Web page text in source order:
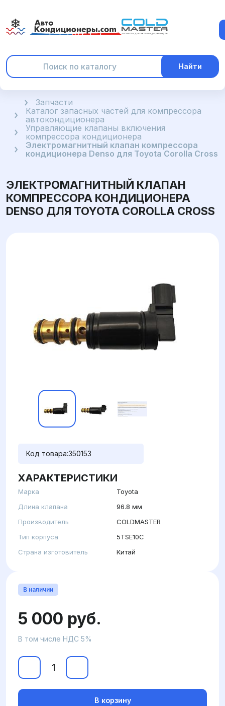
Найти
ГлавнаяЗапчасти
Каталог запасных частей для компрессора
автокондиционера
Управляющие клапаны включения
компрессора кондиционера
Электромагнитный клапан компрессора
кондиционера Denso для Toyota Corolla Cross
ЭЛЕКТРОМАГНИТНЫЙ КЛАПАН
КОМПРЕССОРА КОНДИЦИОНЕРА
DENSO ДЛЯ TOYOTA COROLLA CROSS
Код товара:350153
ХАРАКТЕРИСТИКИ
Марка
Toyota
Длина клапана
96.8 мм
Производитель
COLDMASTER
Тип корпуса
5TSE10C
Страна изготовитель
Китай
В наличии
5 000 руб.
В том числе НДС 5%
В корзину